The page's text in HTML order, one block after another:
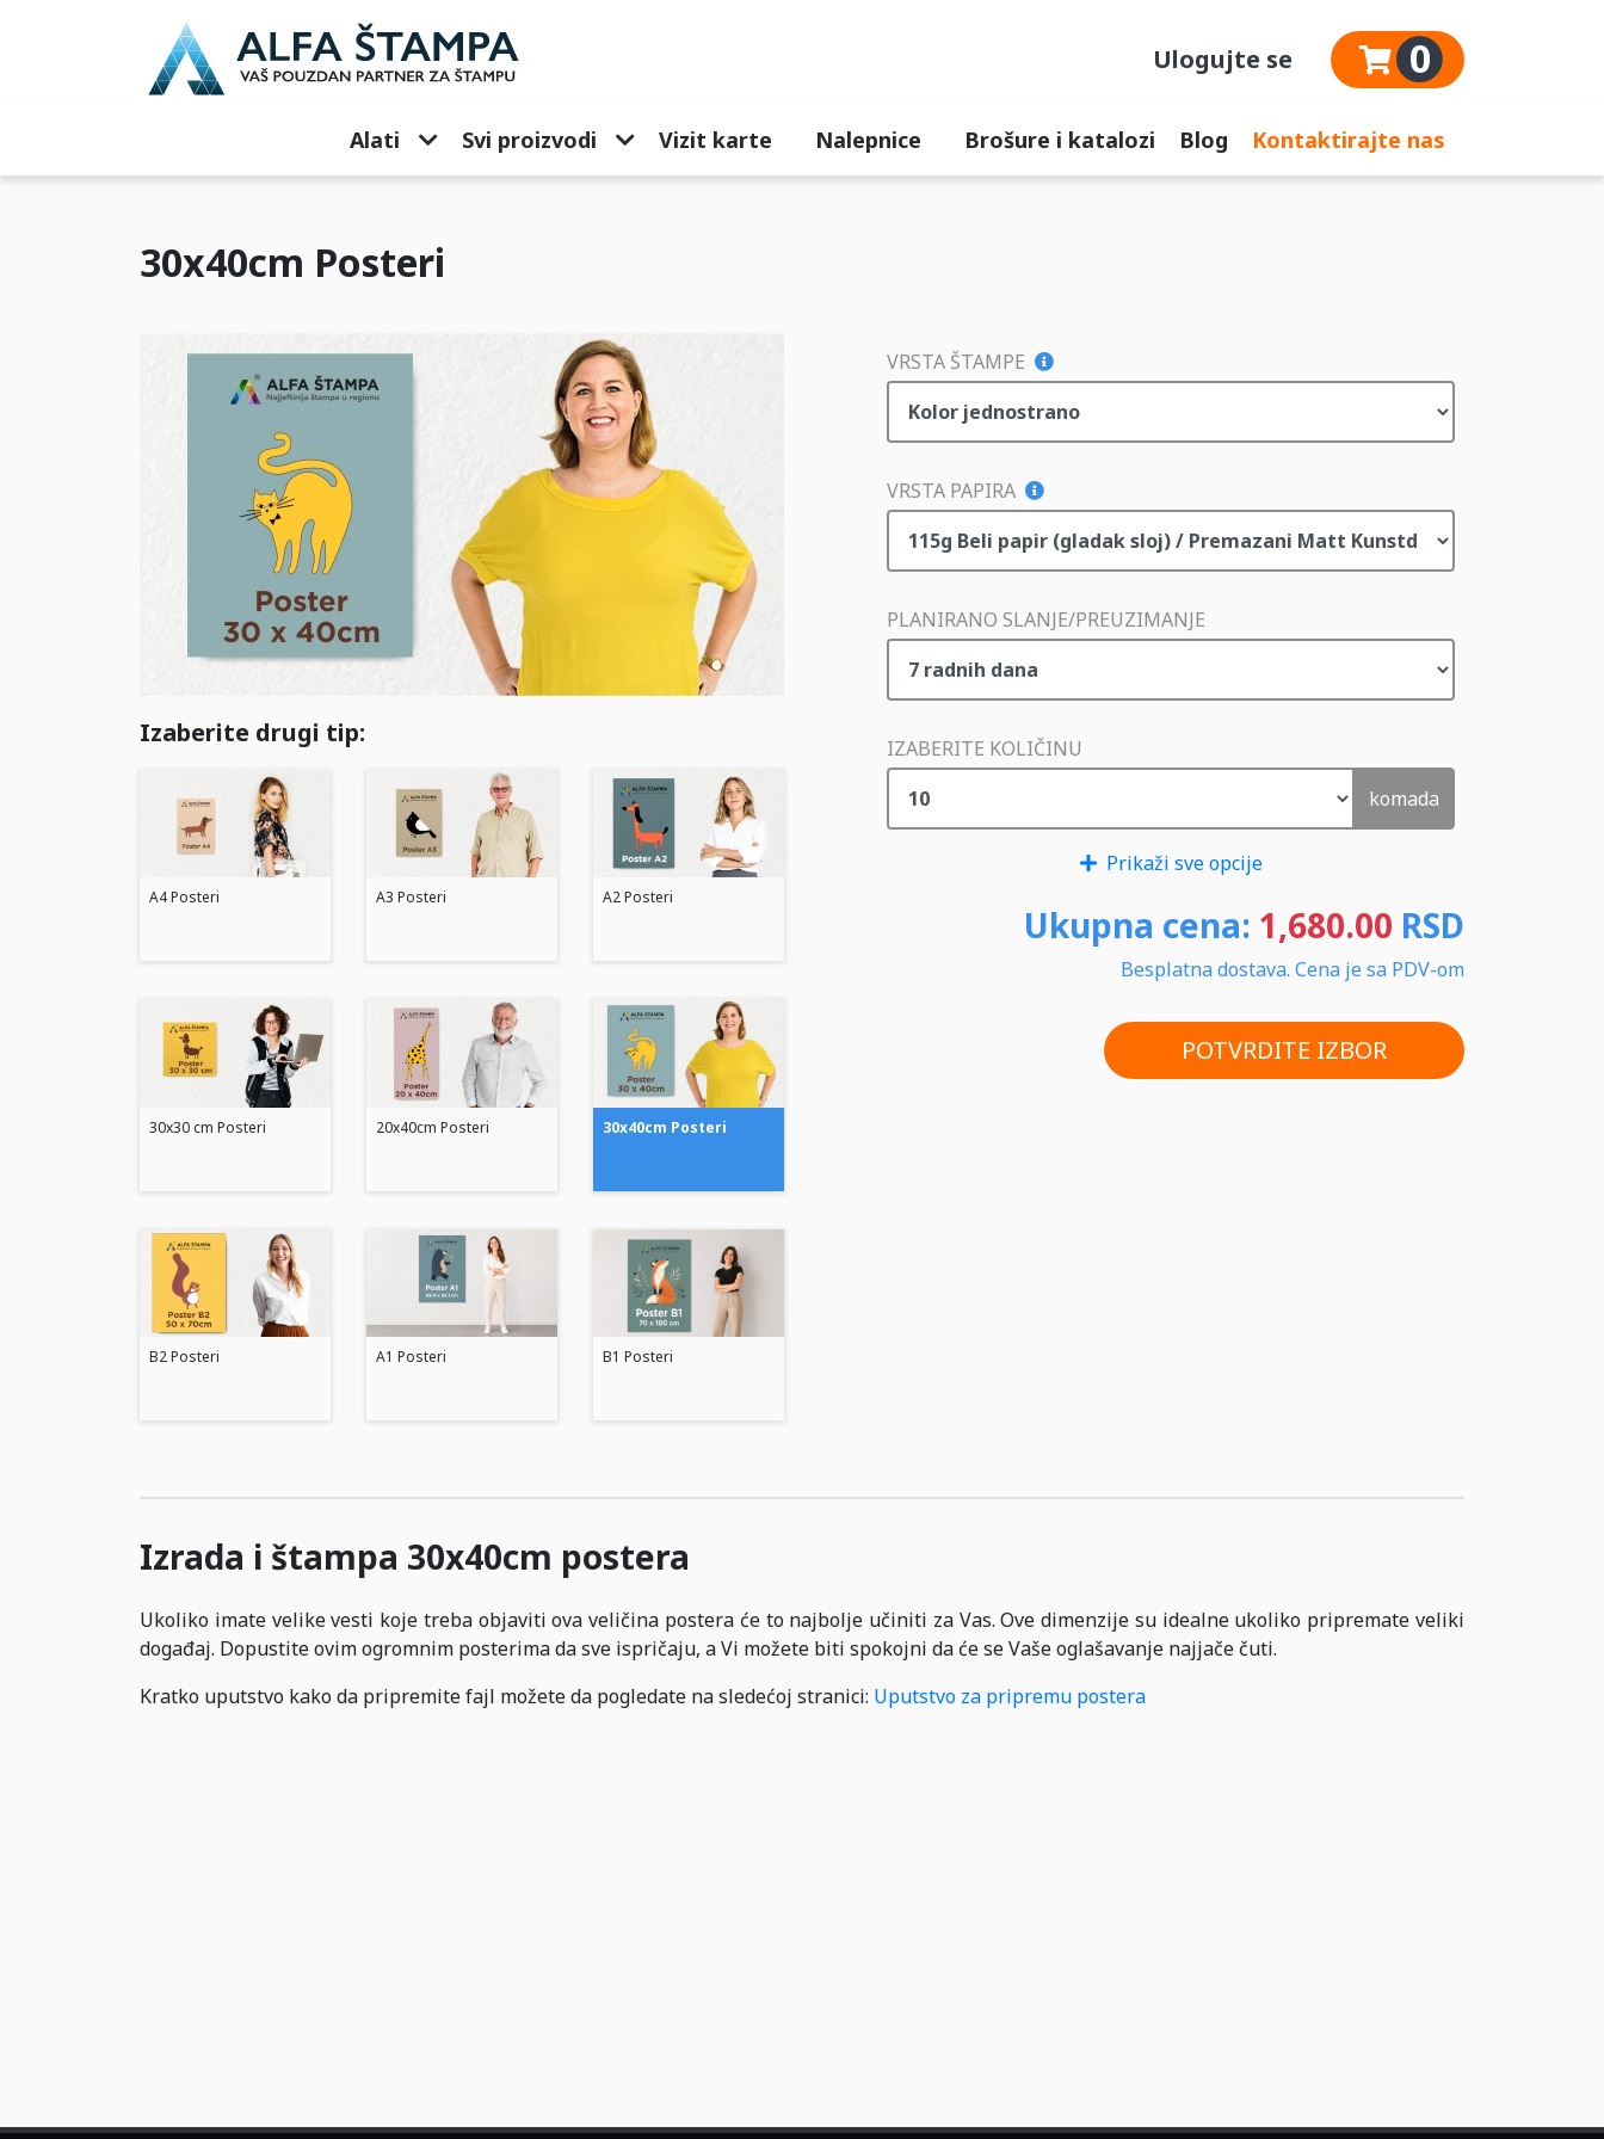
Ulogujte se 0
Alati Svi proizvodi Vizit karte Nalepnice Brošure i katalozi Blog Kontaktirajte nas
30x40cm Posteri
Izaberite drugi tip:
A4 Posteri A3 Posteri A2 Posteri
30x30 cm Posteri 20x40cm Posteri 30x40cm Posteri
B2 Posteri A1 Posteri B1 Posteri
VRSTA ŠTAMPE
VRSTA PAPIRA
PLANIRANO SLANJE/PREUZIMANJE
IZABERITE KOLIČINU
komada
Prikaži sve opcije
Ukupna cena: 1,680.00 RSD
Besplatna dostava. Cena je sa PDV-om
POTVRDITE IZBOR
Izrada i štampa 30x40cm postera
Ukoliko imate velike vesti koje treba objaviti ova veličina postera će to najbolje učiniti za Vas. Ove dimenzije su idealne ukoliko pripremate veliki
događaj. Dopustite ovim ogromnim posterima da sve ispričaju, a Vi možete biti spokojni da će se Vaše oglašavanje najjače čuti.
Kratko uputstvo kako da pripremite fajl možete da pogledate na sledećoj stranici: Uputstvo za pripremu postera